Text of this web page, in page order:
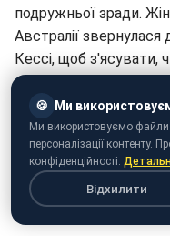
подружньої зради.
Австралії звернулася
Кессі, щоб з'ясувати,
стороні.
Під час
відвідує Новий
дружину перевірити
з'ясувати, де саме
часом - у ті дні, коли
🍪 Ми
Ми використовуємо файли
персоналізації контенту.
конфіденційності.
Відхилити